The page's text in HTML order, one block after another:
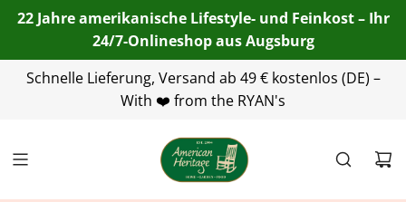
22 Jahre amerikanische Lifestyle- und Feinkost – Ihr
24/7-Onlineshop aus Augsburg
Schnelle Lieferung, Versand ab 49 € kostenlos (DE) –
With ❤️ from the RYAN's
Telefon:+49(0)821 455 254 00 | E-Mail:info@american-
heritage.de| WhatsApp:+49(0)151 116 719 10